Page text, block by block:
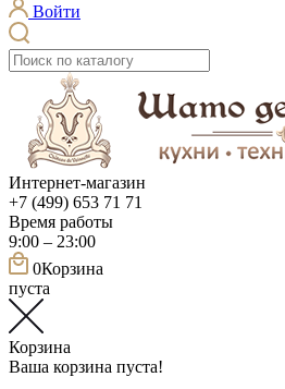
Войти
Интернет-магазин
+7 (499) 653 71 71
Время работы
9:00 – 23:00
0Корзина
пуста
Корзина
Ваша корзина пуста!